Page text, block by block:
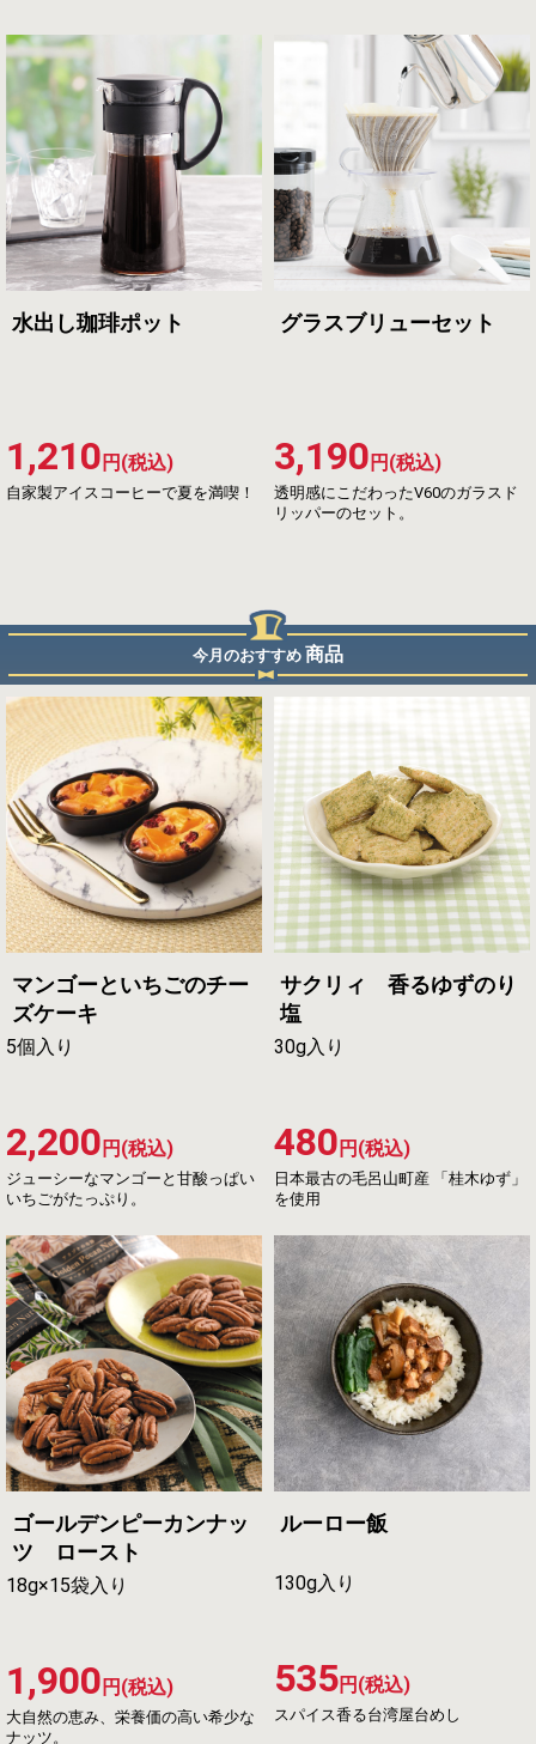
水出し珈琲ポット
自家製アイスコーヒーで夏を満喫！
1,210 円(税込)
グラスブリューセット
透明感にこだわったV60のガラスド
リッパーのセット。
3,190 円(税込)
今月のおすすめ 商品
マンゴーといちごのチー
ズケーキ
5個入り
ジューシーなマンゴーと甘酸っぱい
いちごがたっぷり。
2,200 円(税込)
サクリィ 香るゆずのり
塩
30g入り
日本最古の毛呂山町産 「桂木ゆず」
を使用
480 円(税込)
ゴールデンピーカンナッ
ツ ロースト
18g×15袋入り
大自然の恵み、栄養価の高い希少な
ナッツ。
1,900 円(税込)
ルーロー飯
130g入り
スパイス香る台湾屋台めし
535円(税込)